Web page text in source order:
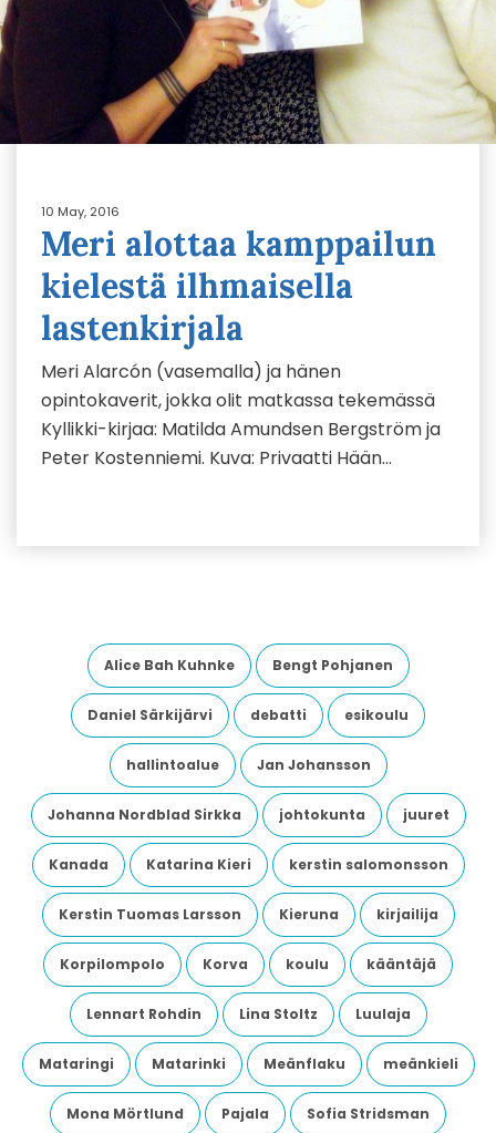
10 May, 2016
Meri alottaa kamppailun
kielestä ilhmaisella
lastenkirjala
Meri Alarcón (vasemalla) ja hänen
opintokaverit, jokka olit matkassa tekemässä
Kyllikki-kirjaa: Matilda Amundsen Bergström ja
Peter Kostenniemi. Kuva: Privaatti Hään…
Alice Bah Kuhnke Bengt Pohjanen
Daniel Särkijärvi debatti esikoulu
hallintoalue Jan Johansson
Johanna Nordblad Sirkka johtokunta juuret
Kanada Katarina Kieri kerstin salomonsson
Kerstin Tuomas Larsson Kieruna kirjailija
Korpilompolo Korva koulu kääntäjä
Lennart Rohdin Lina Stoltz Luulaja
Mataringi Matarinki Meänflaku meänkieli
Mona Mörtlund Pajala Sofia Stridsman